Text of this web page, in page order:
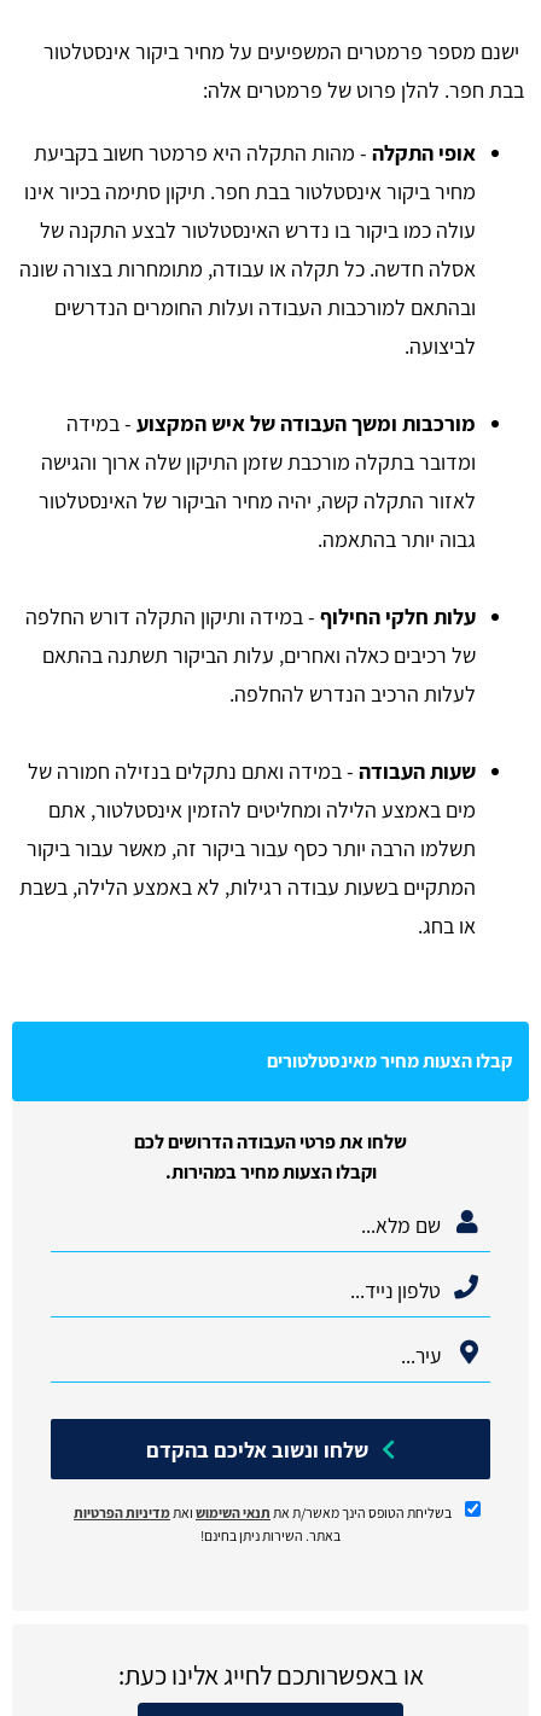
ישנם מספר פרמטרים המשפיעים על מחיר ביקור אינסטלטור
בבת חפר. להלן פרוט של פרמטרים אלה:
אופי התקלה - מהות התקלה היא פרמטר חשוב בקביעת
מחיר ביקור אינסטלטור בבת חפר. תיקון סתימה בכיור אינו
עולה כמו ביקור בו נדרש האינסטלטור לבצע התקנה של
אסלה חדשה. כל תקלה או עבודה, מתומחרות בצורה שונה
ובהתאם למורכבות העבודה ועלות החומרים הנדרשים
לביצועה.
מורכבות ומשך העבודה של איש המקצוע - במידה
ומדובר בתקלה מורכבת שזמן התיקון שלה ארוך והגישה
לאזור התקלה קשה, יהיה מחיר הביקור של האינסטלטור
גבוה יותר בהתאמה.
עלות חלקי החילוף - במידה ותיקון התקלה דורש החלפה
של רכיבים כאלה ואחרים, עלות הביקור תשתנה בהתאם
לעלות הרכיב הנדרש להחלפה.
שעות העבודה - במידה ואתם נתקלים בנזילה חמורה של
מים באמצע הלילה ומחליטים להזמין אינסטלטור, אתם
תשלמו הרבה יותר כסף עבור ביקור זה, מאשר עבור ביקור
המתקיים בשעות עבודה רגילות, לא באמצע הלילה, בשבת
או בחג.
קבלו הצעות מחיר מאינסטלטורים
שלחו את פרטי העבודה הדרושים לכם
וקבלו הצעות מחיר במהירות.
בשליחת הטופס הינך מאשר/ת את תנאי השימוש ואתמדיניות הפרטיות
באתר. השירות ניתן בחינם!
או באפשרותכם לחייג אלינו כעת: